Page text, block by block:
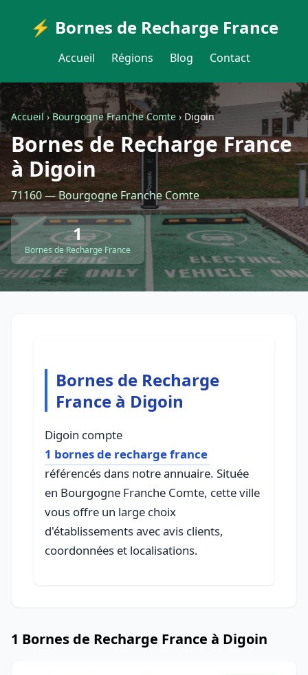
⚡ Bornes de Recharge France
Accueil Régions Blog Contact
Accueil›Bourgogne Franche Comte ›Digoin
Bornes de Recharge France
à Digoin
71160 — Bourgogne Franche Comte
1
Bornes de Recharge France
Bornes de Recharge
France à Digoin
Digoin compte
1 bornes de recharge france
référencés dans notre annuaire. Située
en Bourgogne Franche Comte, cette ville
vous offre un large choix
d'établissements avec avis clients,
coordonnées et localisations.
1 Bornes de Recharge France à Digoin